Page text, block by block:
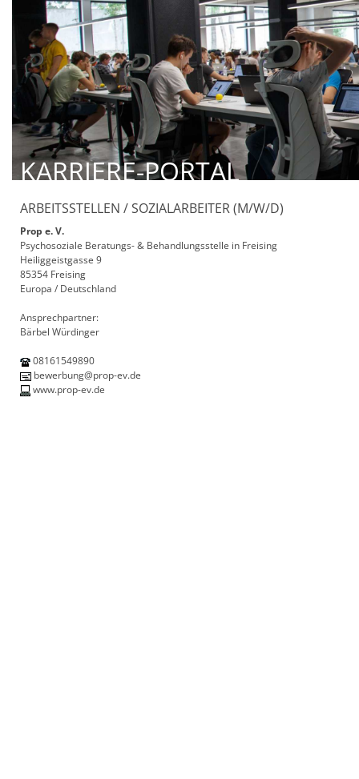
KARRIERE-PORTAL
ARBEITSSTELLEN / SOZIALARBEITER (M/W/D)
Prop e. V.
Psychosoziale Beratungs- & Behandlungsstelle in Freising
Heiliggeistgasse 9
85354 Freising
Europa / Deutschland
Ansprechpartner:
Bärbel Würdinger
08161549890
bewerbung@prop-ev.de
www.prop-ev.de